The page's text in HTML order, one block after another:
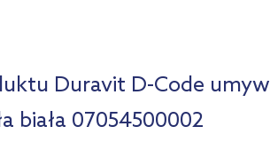
Duravit D-Code
biała 07054500002